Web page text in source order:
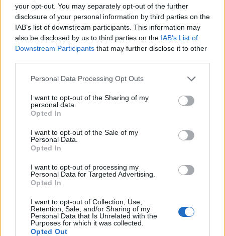
your opt-out. You may separately opt-out of the further
disclosure of your personal information by third parties on the
IAB’s list of downstream participants. This information may
also be disclosed by us to third parties on the IAB’s List of
Downstream Participants that may further disclose it to other
Please note that this website/app uses one or more Google
not limited to your visit or usage behaviour. You may click to
grant or deny consent to Google and its third-party tags to
use your data for below specified purposes in below Google
consent section.
Personal Data Processing Opt Outs
I want to opt-out of the Sharing of my
personal data.
Opted In
I want to opt-out of the Sale of my
Personal Data.
Opted In
I want to opt-out of processing my
Personal Data for Targeted Advertising.
Opted In
I want to opt-out of Collection, Use,
Retention, Sale, and/or Sharing of my
Personal Data that Is Unrelated with the
Purposes for which it was collected.
Opted Out
Continua a leggere
ALTRI ANIMALI